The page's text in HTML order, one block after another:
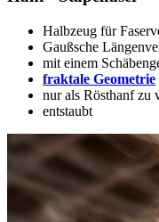
Halbzeug für
Gaußsche
mit einem
fraktale Geometrie
nur als Rösthanf zu
entstaubt